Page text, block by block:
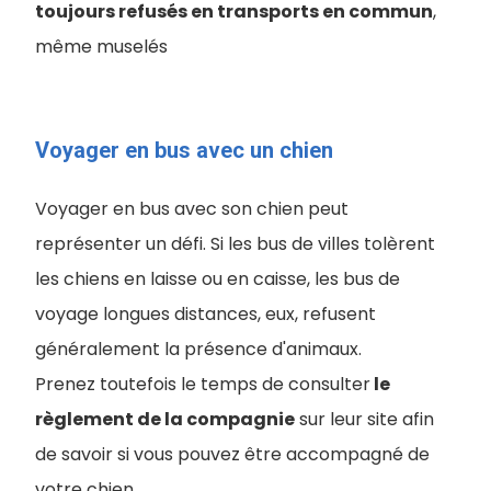
toujours refusés en transports en commun,
même muselés
Voyager en bus avec un chien
Voyager en bus avec son chien peut
représenter un défi. Si les bus de villes tolèrent
les chiens en laisse ou en caisse, les bus de
voyage longues distances, eux, refusent
généralement la présence d'animaux.
Prenez toutefois le temps de consulterle
règlement de la compagniesur leur site afin
de savoir si vous pouvez être accompagné de